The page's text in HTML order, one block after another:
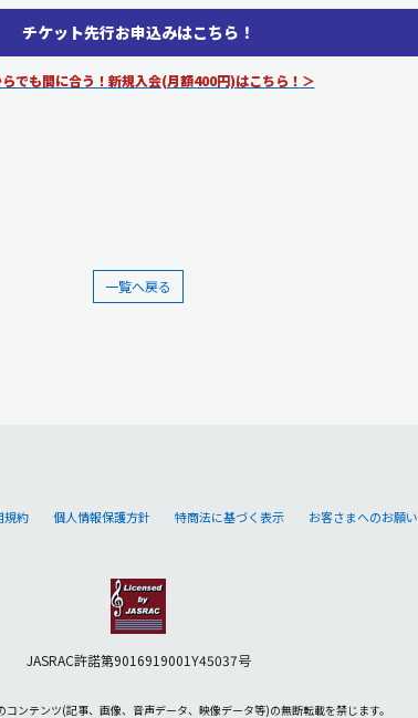
チケット先行お申込みはこちら！
でも間に合う！新規入会(月額400円)はこちら！＞
一覧へ戻る
規約 個人情報保護方針 特商法に基づく表示 お客さまへのお願い
JASRAC許諾第9016919001Y45037号
コンテンツ(記事、画像、音声データ、映像データ等)の無断転載を禁じます。